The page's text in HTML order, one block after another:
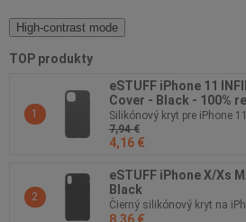
High-contrast mode
TOP produkty
1
eSTUFF iPhone 11
Cover - Black - 100%
Silikónový kryt pre iPhone
recyklovaného materiálu
7,94 €
4,16 €
2
eSTUFF iPhone X/Xs
Black
Čierný silikónový kryt na